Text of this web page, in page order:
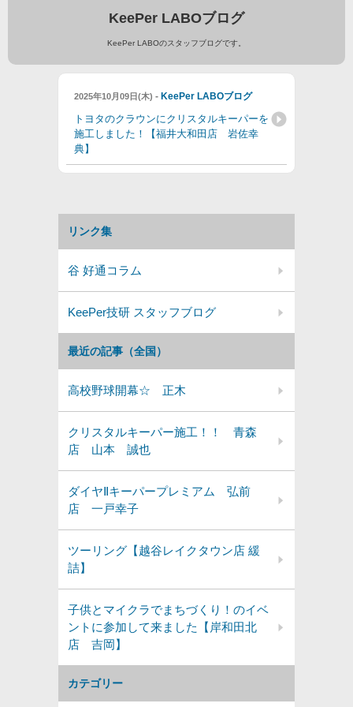
KeePer LABOブログ
KeePer LABOのスタッフブログです。
2025年10月09日(木) - KeePer LABOブログ
トヨタのクラウンにクリスタルキーパーを
施工しました！【福井大和田店 岩佐幸
典】
カテゴリー
最近の記事（全国）
高校野球開幕☆ 正木
クリスタルキーパー施工！！ 青森
店 山本 誠也
ダイヤⅡキーパープレミアム 弘前
店 一戸幸子
ツーリング【越谷レイクタウン店 緩
詰】
子供とマイクラでまちづくり！のイベ
ントに参加して来ました【岸和田北
店 吉岡】
リンク集
谷 好通コラム
KeePer技研 スタッフブログ